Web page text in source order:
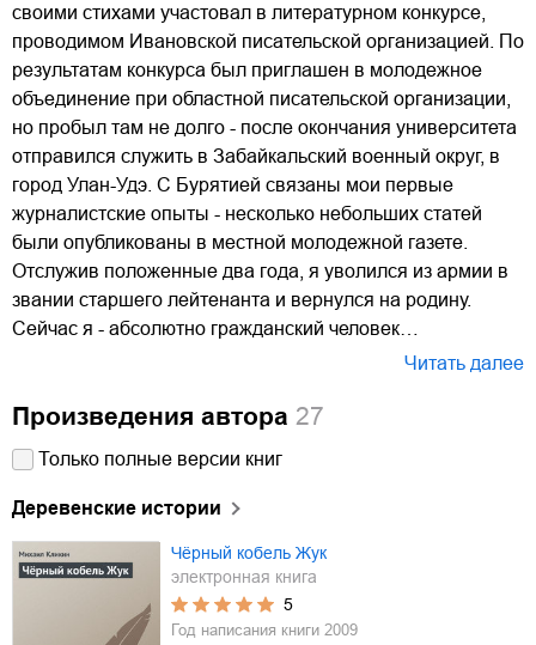
своими стихами участовал в литературном конкурсе,
проводимом Ивановской писательской организацией. По
результатам конкурса был приглашен в молодежное
объединение при областной писательской организации,
но пробыл там не долго - после окончания университета
отправился служить в Забайкальский военный округ, в
город Улан-Удэ. С Бурятией связаны мои первые
журналистские опыты - несколько небольших статей
были опубликованы в местной молодежной газете.
Отслужив положенные два года, я уволился из армии в
звании старшего лейтенанта и вернулся на родину.
Сейчас я - абсолютно гражданский человек…
Читать далее
Произведения автора 27
Только полные версии книг
Деревенские истории
Чёрный кобель Жук
электронная книга
5
Год написания книги 2009